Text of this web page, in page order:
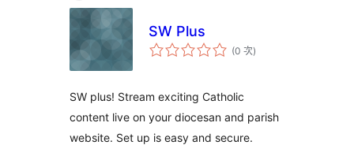
SW Plus
(0 次評
分)
SW plus! Stream exciting Catholic
content live on your diocesan and parish
website. Set up is easy and secure.